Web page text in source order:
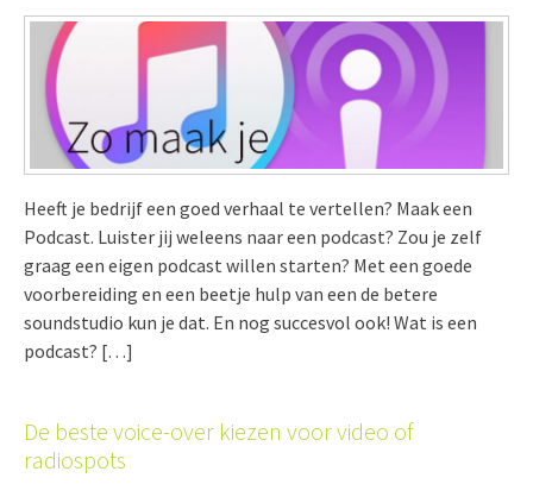
Heeft je bedrijf een goed verhaal te vertellen? Maak een
Podcast. Luister jij weleens naar een podcast? Zou je zelf
graag een eigen podcast willen starten? Met een goede
voorbereiding en een beetje hulp van een de betere
soundstudio kun je dat. En nog succesvol ook! Wat is een
podcast? […]
De beste voice-over kiezen voor video of
radiospots